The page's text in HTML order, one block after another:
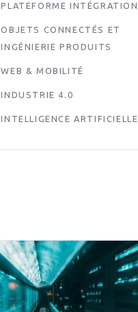
PLATEFORME INTÉGRATION
OBJETS CONNECTÉS ET
INGÉNIERIE PRODUITS
WEB & MOBILITÉ
INDUSTRIE 4.0
INTELLIGENCE ARTIFICIELLE